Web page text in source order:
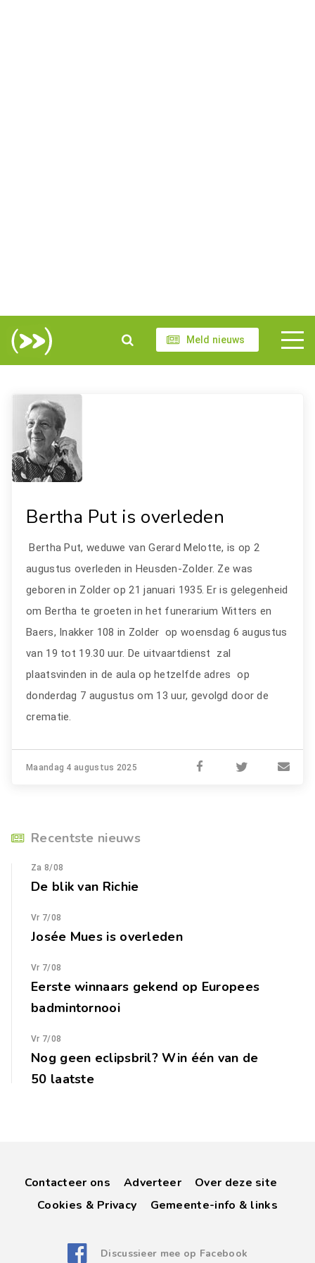
Meld nieuws
Bertha Put is overleden
Bertha Put, weduwe van Gerard Melotte, is op 2
augustus overleden in Heusden-Zolder. Ze was
geboren in Zolder op 21 januari 1935. Er is gelegenheid
om Bertha te groeten in het funerarium Witters en
Baers, Inakker 108 in Zolder op woensdag 6 augustus
van 19 tot 19.30 uur. De uitvaartdienst zal
plaatsvinden in de aula op hetzelfde adres op
donderdag 7 augustus om 13 uur, gevolgd door de
crematie.
Maandag 4 augustus 2025
Recentste nieuws
Za 8/08
De blik van Richie
Vr 7/08
Josée Mues is overleden
Vr 7/08
Eerste winnaars gekend op Europees
badmintornooi
Vr 7/08
Nog geen eclipsbril? Win één van de
50 laatste
Contacteer ons Adverteer
Over deze site
Cookies & Privacy
Gemeente-info & links
Discussieer mee op Facebook